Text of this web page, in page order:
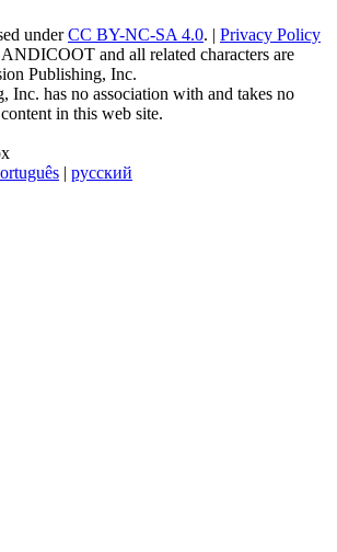
underCC BY-NC-SA 4.0. | Privacy Policy
and all related characters are
Publishing, Inc.
Inc. has no association with and takes no
in this web site.
| русский